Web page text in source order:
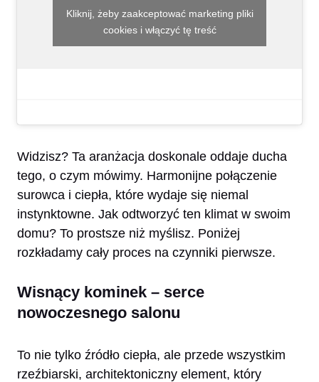
Kliknij, żeby zaakceptować marketing pliki
cookies i włączyć tę treść
Widzisz? Ta aranżacja doskonale oddaje ducha
tego, o czym mówimy. Harmonijne połączenie
surowca i ciepła, które wydaje się niemal
instynktowne. Jak odtworzyć ten klimat w swoim
domu? To prostsze niż myślisz. Poniżej
rozkładamy cały proces na czynniki pierwsze.
Wisnący kominek – serce
nowoczesnego salonu
To nie tylko źródło ciepła, ale przede wszystkim
rzeźbiarski, architektoniczny element, który